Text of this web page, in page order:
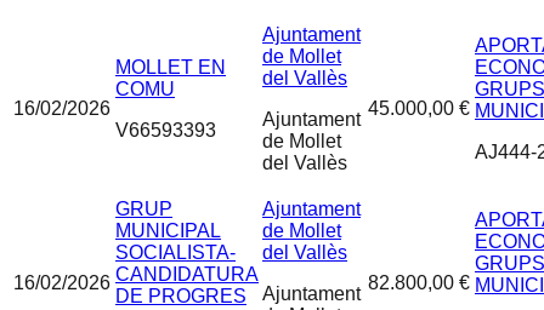
16/02/2026
MOLLET EN
COMU
V66593393
Ajuntament
de Mollet
del Vallès
Ajuntament
de Mollet
del Vallès
45.000,00 €
GRUPS
AJ444-
16/02/2026
GRUP
MUNICIPAL
SOCIALISTA-
CANDIDATURA
DE PROGRES
Ajuntament
de Mollet
del Vallès
Ajuntament
82.800,00 €
GRUPS